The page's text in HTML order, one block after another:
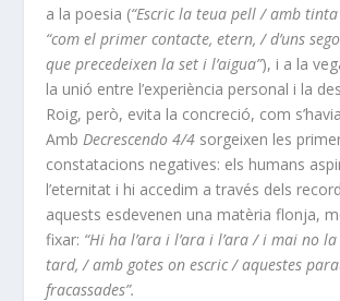
a la poesia (“Escric la teua pell / amb
“com el primer contacte, etern, / d’uns
que precedeixen la set i l’aigua”), i a la
la unió entre l’experiència personal i la
Roig, però, evita la concreció, com
AmbDecrescendo 4/4 sorgeixen les
constatacions negatives: els humans
l’eternitat i hi accedim a través dels
aquests esdevenen una matèria flonja,
fixar: “Hi ha l’ara i l’ara i l’ara / i mai no
tard, / amb gotes on escric / aquestes
fracassades”.